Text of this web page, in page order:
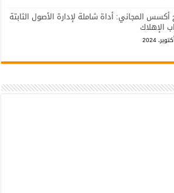
أكسس المجاني: أداة شاملة لإدارة الأصول الثابتة
الإهلاك